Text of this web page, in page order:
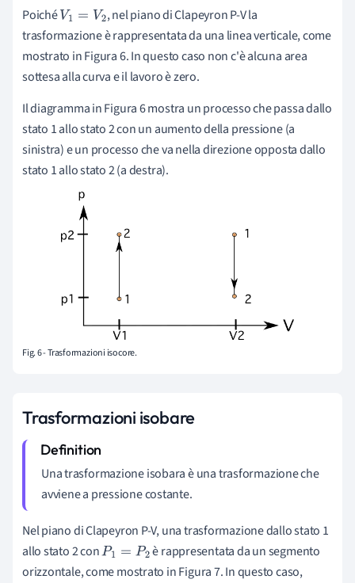
PoichéV1= V2
, nel piano di Clapeyron P-V la
trasformazione è rappresentata da una linea verticale, come
mostrato in Figura 6. In questo caso non c'è alcuna area
sottesa alla curva e il lavoro è zero.
Il diagramma in Figura 6 mostra un processo che passa dallo
stato 1 allo stato 2 con un aumento della pressione (a
sinistra) e un processo che va nella direzione opposta dallo
stato 1 allo stato 2 (a destra).
Fig. 6 - Trasformazioni isocore.
Trasformazioni isobare
Una trasformazione isobara è una trasformazione che
avviene a pressione costante.
Nel piano di Clapeyron P-V, una trasformazione dallo stato 1
allo stato 2 conP1= P2
è rappresentata da un segmento
orizzontale, come mostrato in Figura 7. In questo caso,